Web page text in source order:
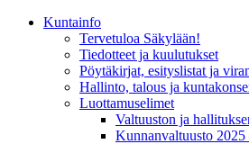
Kunta­info
Tervetuloa Säkylään!
Tiedotteet ja kuulutukset
Pöytäkirjat, esityslistat ja
Hallinto, talous ja
Luottamuselimet
Valtuuston ja
Kunnanvaltuusto 2025